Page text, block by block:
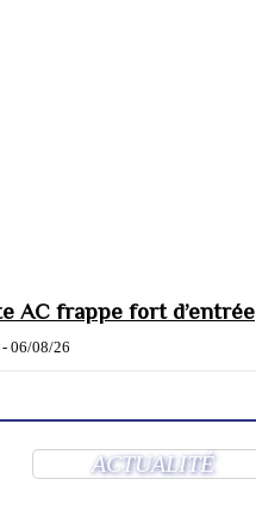
AC frappe fort d’entrée
- 06/08/26
ACTUALITÉ